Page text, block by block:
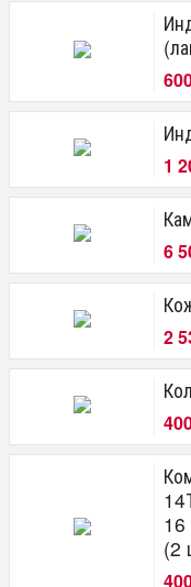
1
6
2
16
(2